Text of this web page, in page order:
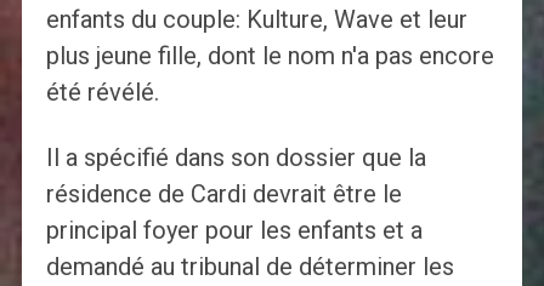
enfants du couple: Kulture, Wave et leur
plus jeune fille, dont le nom n'a pas encore
été révélé.
Il a spécifié dans son dossier que la
résidence de Cardi devrait être le
principal foyer pour les enfants et a
demandé au tribunal de déterminer les